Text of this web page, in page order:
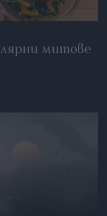
митове